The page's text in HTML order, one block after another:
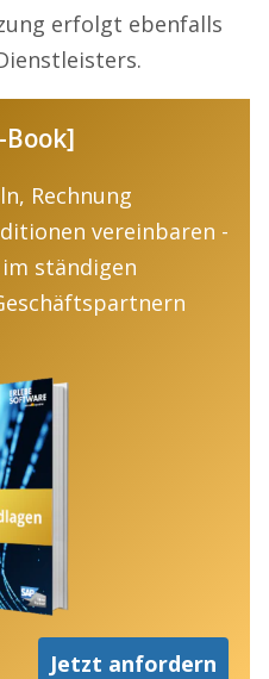
erfolgt ebenfalls
Book]
Rechnung
vereinbaren -
ständigen
Jetzt anfordern